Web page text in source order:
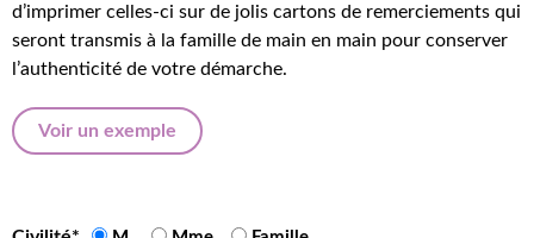
d’imprimer celles-ci sur de jolis cartons de remerciements qui
seront transmis à la famille de main en main pour conserver
l’authenticité de votre démarche.
Voir un exemple